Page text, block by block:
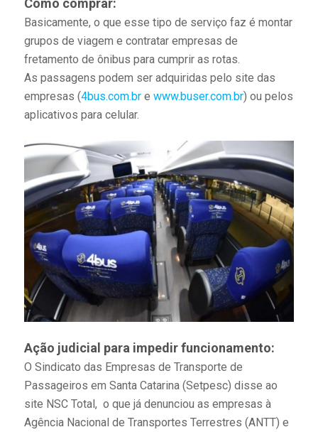
Basicamente, o que esse tipo de serviço faz é montar
grupos de viagem e contratar empresas de
fretamento de ônibus para cumprir as rotas.
As passagens podem ser adquiridas pelo site das
empresas (4bus.com.bre www.buser.com.br) ou pelos
aplicativos para celular.
Ação judicial para impedir funcionamento:
O Sindicato das Empresas de Transporte de
Passageiros em Santa Catarina (Setpesc) disse ao
site NSC Total, o que já denunciou as empresas à
Agência Nacional de Transportes Terrestres (ANTT) e